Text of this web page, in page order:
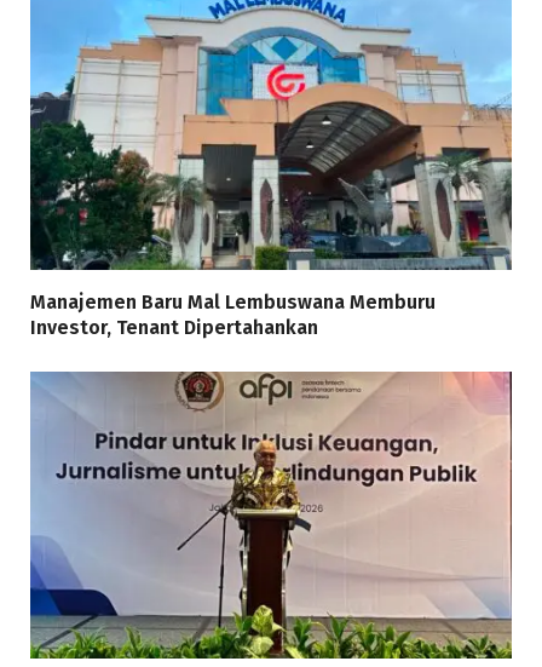
Manajemen Baru Mal Lembuswana Memburu
Investor, Tenant Dipertahankan